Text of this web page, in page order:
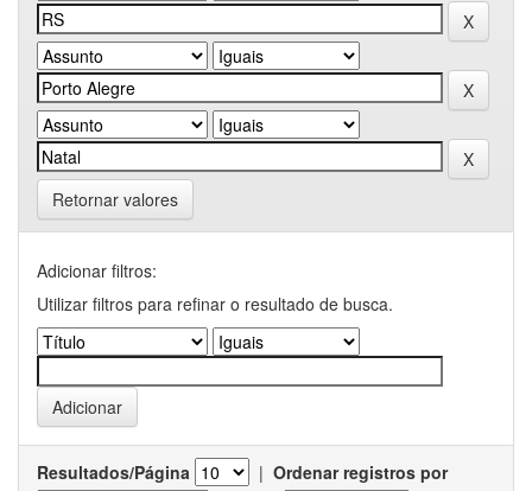
Retornar valores
Adicionar filtros:
Utilizar filtros para refinar o resultado de busca.
Resultados/Página | Ordenar registros por